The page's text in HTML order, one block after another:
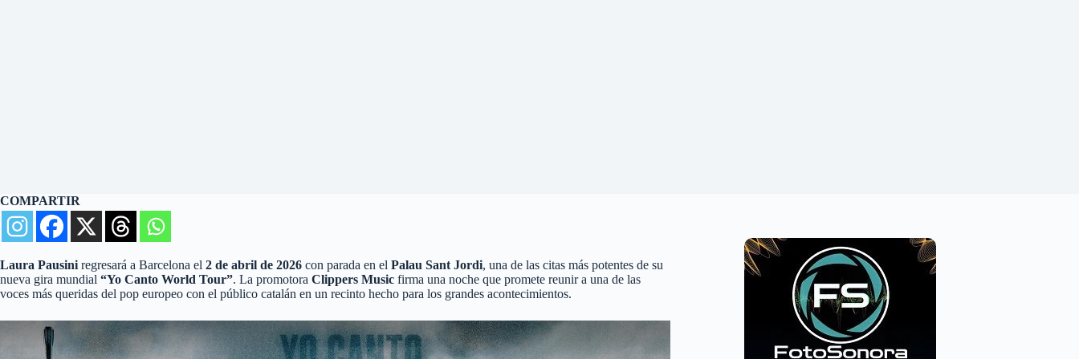
COMPARTIR
Laura Pausini regresará a Barcelona el 2 de abril de 2026 con parada en el Palau Sant Jordi, una de las citas más potentes de su
nueva gira mundial “Yo Canto World Tour”. La promotora Clippers Music firma una noche que promete reunir a una de las
voces más queridas del pop europeo con el público catalán en un recinto hecho para los grandes acontecimientos.